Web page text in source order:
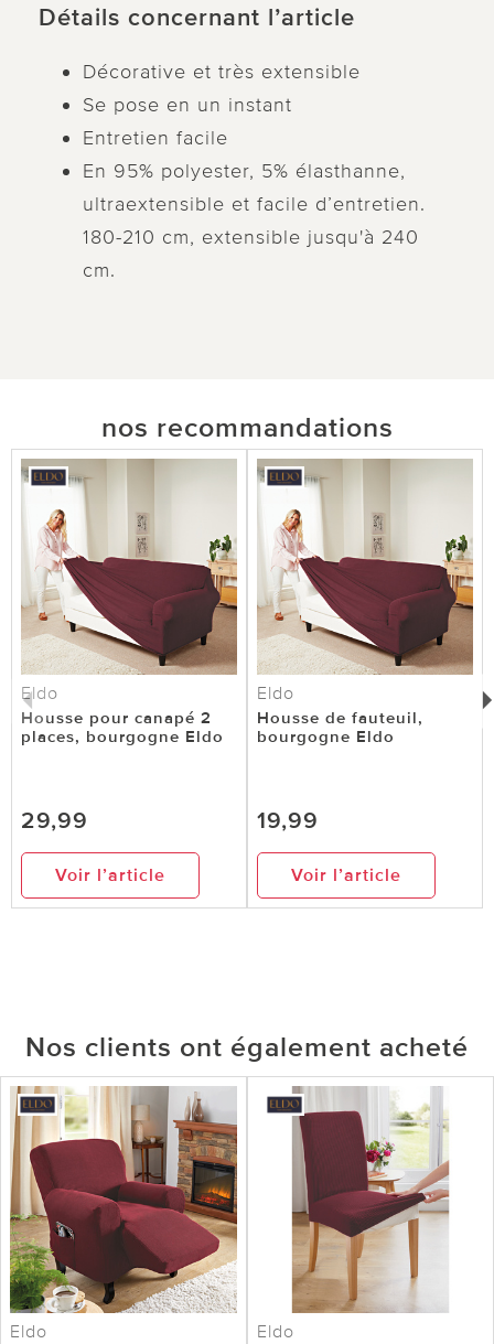
Détails concernant l’article
Décorative et très extensible
Se pose en un instant
Entretien facile
En 95% polyester, 5% élasthanne,
ultraextensible et facile d’entretien.
180-210 cm, extensible jusqu'à 240
cm.
nos recommandations
Eldo
Housse pour canapé 2
places, bourgogne Eldo
29,99
Voir l’article
Eldo
Housse de fauteuil,
bourgogne Eldo
19,99
Voir l’article
Nos clients ont également acheté
Eldo Eldo